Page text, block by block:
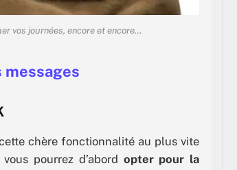
vos journées, encore et encore…
messages
chère fonctionnalité au plus vite
pourrez d’abord opter pour la